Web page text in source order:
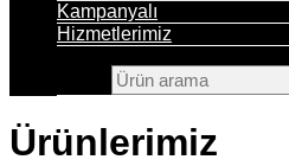
Kampanyalı
Hizmetlerimiz
Ürünlerimiz